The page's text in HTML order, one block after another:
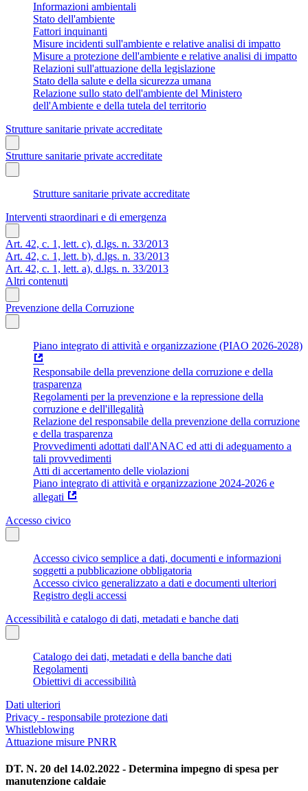
Informazioni ambientali
Stato dell'ambiente
Fattori inquinanti
Misure incidenti sull'ambiente e relative analisi di impatto
Misure a protezione dell'ambiente e relative analisi di impatto
Relazioni sull'attuazione della legislazione
Stato della salute e della sicurezza umana
Relazione sullo stato dell'ambiente del Ministero
dell'Ambiente e della tutela del territorio
Strutture sanitarie private accreditate
Strutture sanitarie private accreditate
Strutture sanitarie private accreditate
Interventi straordinari e di emergenza
Art. 42, c. 1, lett. c), d.lgs. n. 33/2013
Art. 42, c. 1, lett. b), d.lgs. n. 33/2013
Art. 42, c. 1, lett. a), d.lgs. n. 33/2013
Altri contenuti
Prevenzione della Corruzione
Piano integrato di attività e organizzazione (PIAO 2026-2028)
Responsabile della prevenzione della corruzione e della
trasparenza
Regolamenti per la prevenzione e la repressione della
corruzione e dell'illegalità
Relazione del responsabile della prevenzione della corruzione
e della trasparenza
Provvedimenti adottati dall'ANAC ed atti di adeguamento a
tali provvedimenti
Atti di accertamento delle violazioni
Piano integrato di attività e organizzazione 2024-2026 e
allegati
Accesso civico
Accesso civico semplice a dati, documenti e informazioni
soggetti a pubblicazione obbligatoria
Accesso civico generalizzato a dati e documenti ulteriori
Registro degli accessi
Accessibilità e catalogo di dati, metadati e banche dati
Catalogo dei dati, metadati e della banche dati
Regolamenti
Obiettivi di accessibilità
Dati ulteriori
Privacy - responsabile protezione dati
Whistleblowing
Attuazione misure PNRR
DT. N. 20 del 14.02.2022 - Determina impegno di spesa per
manutenzione caldaie